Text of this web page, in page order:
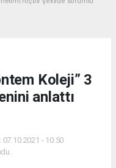
Koleji” 3
anlattı
07.10.2021 - 10:50